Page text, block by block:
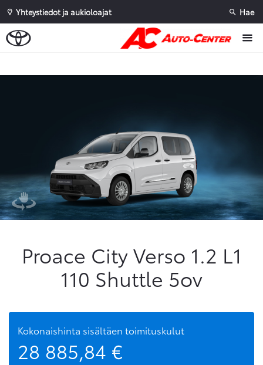
Yhteystiedot ja aukioloajat Hae
Proace City Verso 1.2 L1
110 Shuttle 5ov
Kokonaishinta sisältäen toimituskulut
28 885,84 €